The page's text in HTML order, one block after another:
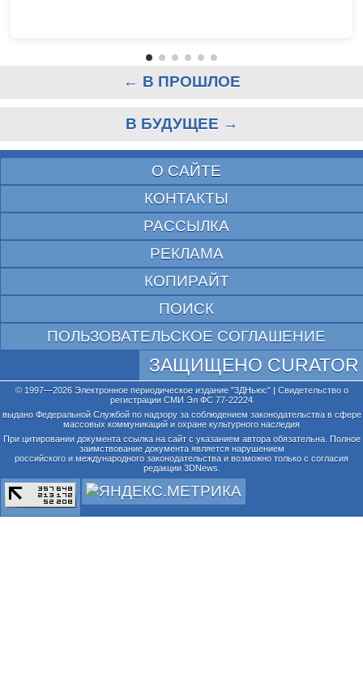
← В ПРОШЛОЕ
В БУДУЩЕЕ →
О САЙТЕ
КОНТАКТЫ
РАССЫЛКА
РЕКЛАМА
КОПИРАЙТ
ПОИСК
ПОЛЬЗОВАТЕЛЬСКОЕ СОГЛАШЕНИЕ
ЗАЩИЩЕНО CURATOR
© 1997—2026 Электронное периодическое издание "3ДНьюс" | Свидетельство о
регистрации СМИ Эл ФС 77-22224
выдано Федеральной Службой по надзору за соблюдением законодательства в сфере
массовых коммуникаций и охране культурного наследия
При цитировании документа ссылка на сайт с указанием автора обязательна. Полное
заимствование документа является нарушением
российского и международного законодательства и возможно только с согласия
редакции 3DNews.